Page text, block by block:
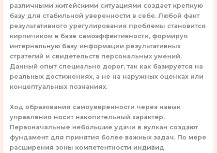
различными житейскими ситуациями создает крепкую
базу для стабильной уверенности в себе. Любой факт
результативного урегулирования проблемы становится
кирпичиком в базе самоэффективности, формируя
интернальную базу информации результативных
стратегий и свидетельств персональных умений.
Данный опыт специально дорог, так как базируется на
реальных достижениях, а не на наружных оценках или
концептуальных познаниях.
Ход образования самоуверенности через навык
управления носит накопительный характер.
Первоначальные небольшие удачи в вулкан создают
фундамент для принятия более важных задач. По мере
расширения зоны компетентности индивид